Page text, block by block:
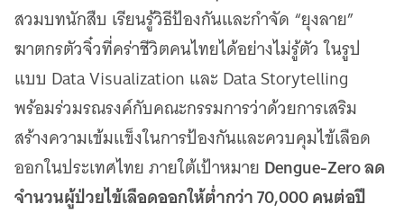
Locals
นิเวศสื่อสาธารณะท้องถิ่นคุณภาพ
จับตาอนาคตประเทศไทย
Making Data Visible
Thai PBS Verify
ตรวจสอบข่าวปลอม คัดกรองข่าวจริง
สวมบทนักสืบ เรียนรู้วิธีป้องกันและกำจัด “ยุงลาย”
ฆาตกรตัวจิ๋วที่คร่าชีวิตคนไทยได้อย่างไม่รู้ตัว ในรูป
แบบ Data Visualization และ Data Storytelling
พร้อมร่วมรณรงค์กับคณะกรรมการว่าด้วยการเสริม
สร้างความเข้มแข็งในการป้องกันและควบคุมไข้เลือด
ออกในประเทศไทย ภายใต้เป้าหมาย Dengue-Zero ลด
จำนวนผู้ป่วยไข้เลือดออกให้ต่ำกว่า 70,000 คนต่อปี